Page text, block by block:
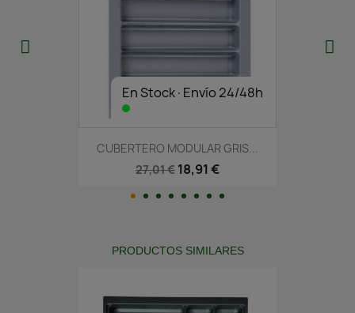
En Stock·Envío 24/48h
CUBERTERO MODULAR GRIS...
27,01 € 18,91 €
PRODUCTOS SIMILARES